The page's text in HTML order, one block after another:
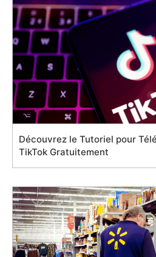
Découvrez le Tutoriel pour
TikTok Gratuitement